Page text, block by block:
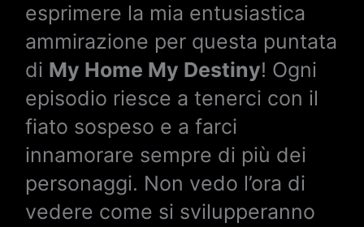
esprimere la mia entusiastica
ammirazione per questa puntata
di My Home My Destiny! Ogni
episodio riesce a tenerci con il
fiato sospeso e a farci
innamorare sempre di più dei
personaggi. Non vedo l’ora di
vedere come si svilupperanno